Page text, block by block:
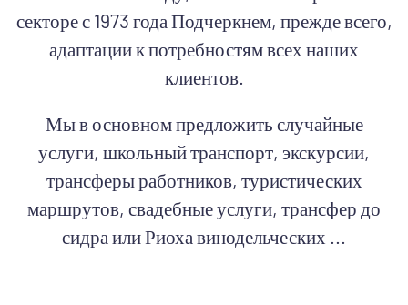
секторе с 1973 года Подчеркнем, прежде всего,
адаптации к потребностям всех наших
клиентов.
Мы в основном предложить случайные
услуги, школьный транспорт, экскурсии,
трансферы работников, туристических
маршрутов, свадебные услуги, трансфер до
сидра или Риоха винодельческих ...